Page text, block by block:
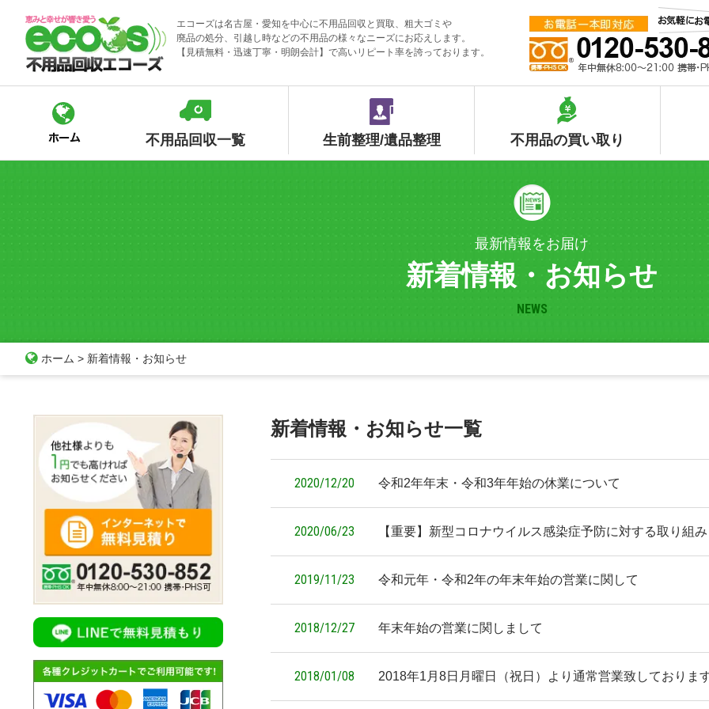
content
エコーズは名古屋・愛知を中心に不用品回収と買取、粗大ゴミや
廃品の処分、引越し時などの不用品の様々なニーズにお応えします。
【見積無料・迅速丁寧・明朗会計】で高いリピート率を誇っております。
不用品回収一覧 生前整理/遺品整理 不用品の買い取り
最新情報をお届け
新着情報・お知らせ
NEWS
ホーム > 新着情報・お知らせ
新着情報・お知らせ一覧
2020/12/20 令和2年年末・令和3年年始の休業について
2020/06/23 【重要】新型コロナウイルス感染症予防に対する取り組み
2019/11/23 令和元年・令和2年の年末年始の営業に関して
2018/12/27 年末年始の営業に関しまして
2018/01/08 2018年1月8日月曜日（祝日）より通常営業致しておりま